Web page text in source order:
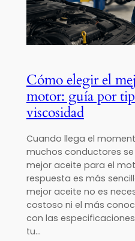
Cómo elegir el
motor: guía por
viscosidad
Cuando llega el
muchos conductores
mejor aceite para el
respuesta es más
mejor aceite no es
costoso ni el más
con las
tu…